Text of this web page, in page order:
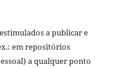
a publicar e
em repositórios
a qualquer ponto